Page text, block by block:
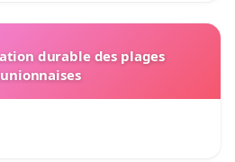
durable des plages